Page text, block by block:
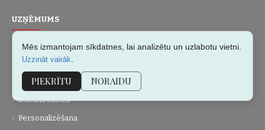
UZŅĒMUMS
Par mums
Kontakti
Vietnes karte
Dāvanu kartes
Personalizēšana
Mēs izmantojam sīkdatnes, lai analizētu un uzlabotu vietni.
Uzzināt vairāk
PIEKRĪTU NORAIDU